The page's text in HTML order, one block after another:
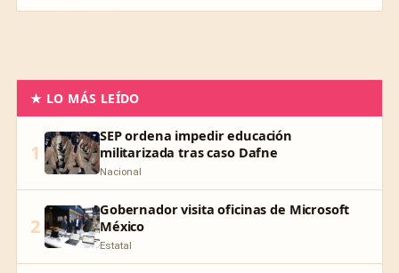
★ LO MÁS LEÍDO
1
SEP ordena impedir educación
militarizada tras caso Dafne
Nacional
2
Gobernador visita oficinas de Microsoft
México
Estatal